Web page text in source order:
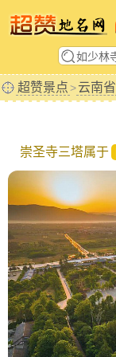
超赞景点>云南省
崇圣寺三塔属于